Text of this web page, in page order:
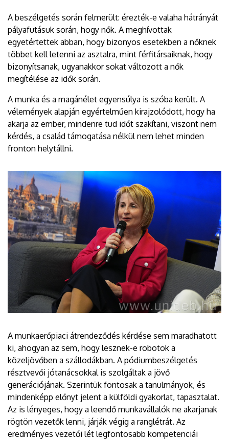
A beszélgetés során felmerült: érezték-e valaha hátrányát
pályafutásuk során, hogy nők. A meghívottak
egyetértettek abban, hogy bizonyos esetekben a nőknek
többet kell letenni az asztalra, mint férfitársaiknak, hogy
bizonyítsanak, ugyanakkor sokat változott a nők
megítélése az idők során.
A munka és a magánélet egyensúlya is szóba került. A
vélemények alapján egyértelműen kirajzolódott, hogy ha
akarja az ember, mindenre tud időt szakítani, viszont nem
kérdés, a család támogatása nélkül nem lehet minden
fronton helytállni.
A munkaerőpiaci átrendeződés kérdése sem maradhatott
ki, ahogyan az sem, hogy lesznek-e robotok a
közeljövőben a szállodákban. A pódiumbeszélgetés
résztvevői jótanácsokkal is szolgáltak a jövő
generációjának. Szerintük fontosak a tanulmányok, és
mindenképp előnyt jelent a külföldi gyakorlat, tapasztalat.
Az is lényeges, hogy a leendő munkavállalók ne akarjanak
rögtön vezetők lenni, járják végig a ranglétrát. Az
eredményes vezetői lét legfontosabb kompetenciái